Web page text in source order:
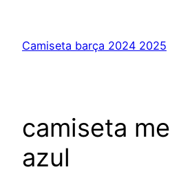
contenido
Camiseta barça 2024 2025
camiseta
azul